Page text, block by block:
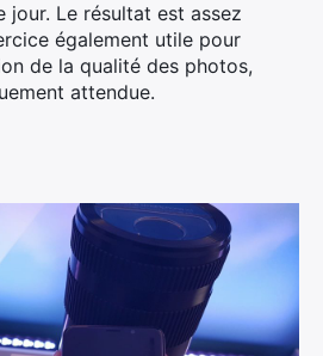
jour. Le résultat est assez
également utile pour
de la qualité des photos,
attendue.